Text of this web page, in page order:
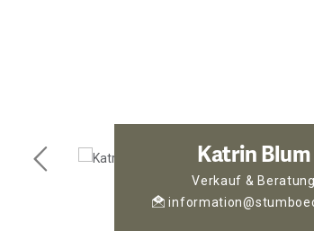
Katrin Blum
Verkauf & Beratung